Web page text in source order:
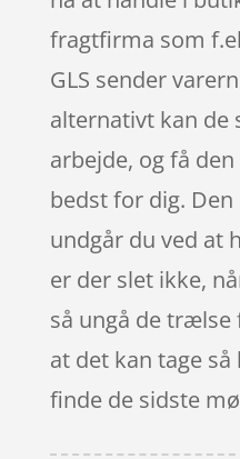
fragtfirma som
GLS sender
alternativt kan de
arbejde, og få
bedst for dig.
undgår du ved at
er der slet ikke,
så ungå de
at det kan tage
finde de sidste